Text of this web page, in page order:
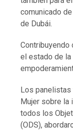
comunicado
de Dubái.
el estado de la
Los
Mujer sobre la
todos los
(ODS),